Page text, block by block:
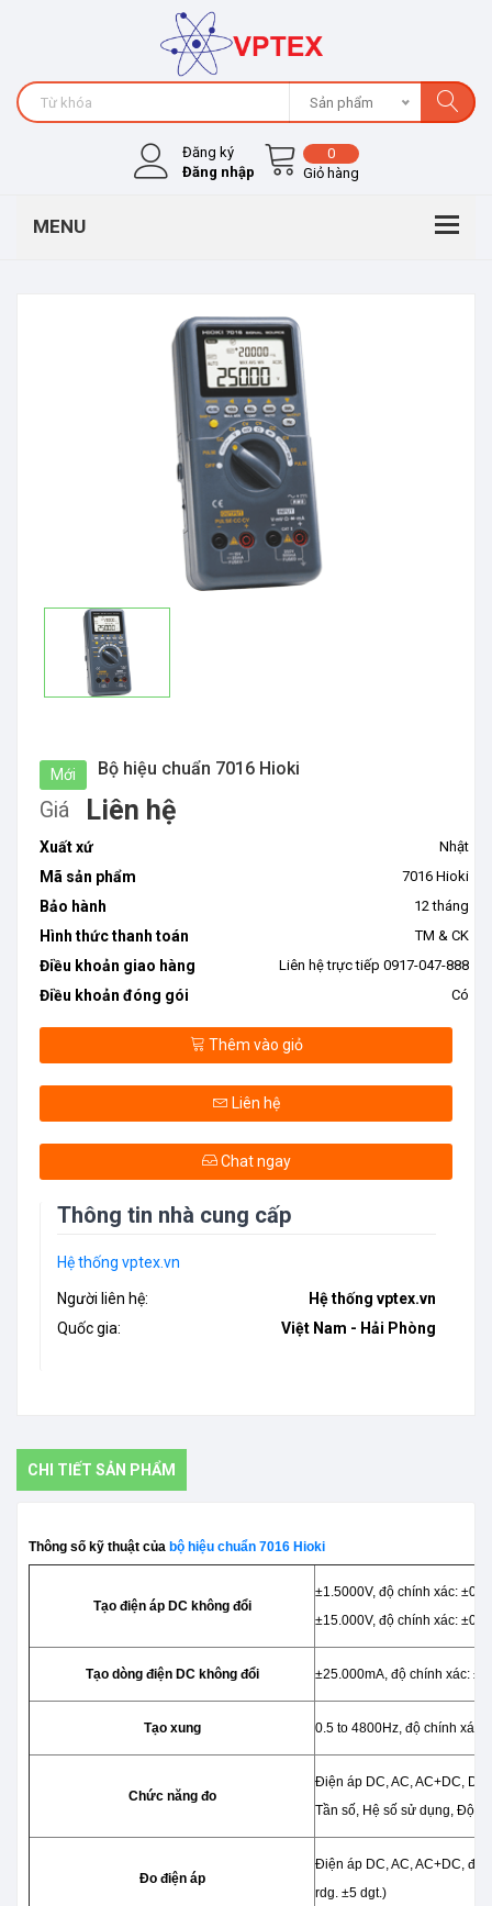
Sản phẩm
Đăng ký
Đăng nhập
0
Giỏ hàng
Mới Bộ hiệu chuẩn 7016 Hioki
Giá Liên hệ
Xuất xứ Nhật
Mã sản phẩm 7016 Hioki
Bảo hành 12 tháng
Hình thức thanh toán TM & CK
Điều khoản giao hàng Liên hệ trực tiếp 0917-047-888
Điều khoản đóng gói Có
Thêm vào giỏ
Liên hệ
Chat ngay
Thông tin nhà cung cấp
Hệ thống vptex.vn
Người liên hệ:
Hệ thống vptex.vn
Quốc gia:
Việt Nam - Hải Phòng
CHI TIẾT SẢN PHẨM
Thông số kỹ thuật của bộ hiệu chuẩn 7016 Hioki
Tạo điện áp DC không đổi
±1.5000V, độ chính xác:
±15.000V, độ chính xác:
Tạo dòng điện DC không đổi ±25.000mA, độ chính xác:
Tạo xung 0.5 to 4800Hz, độ chính xác:
Chức năng đo
Điện áp DC, AC, AC+DC,
Tần số, Hệ số sử dụng, Độ
Đo điện áp
Điện áp DC, AC, AC+DC,
rdg. ±5 dgt.)